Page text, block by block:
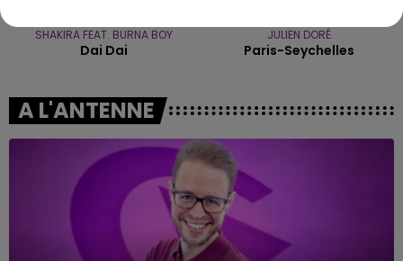
SHAKIRA FEAT. BURNA BOY
Dai Dai
JULIEN DORÉ
Paris-Seychelles
A L'ANTENNE